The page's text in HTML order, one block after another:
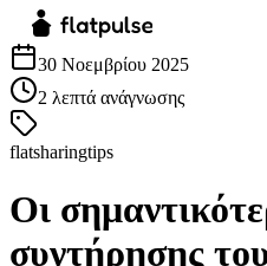
30 Νοεμβρίου 2025
2 λεπτά ανάγνωσης
flatsharingtips
Οι
συντήρησης